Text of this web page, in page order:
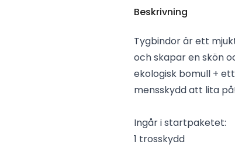
Beskrivning
Tygbindor är ett
och skapar en skön
ekologisk bomull +
mensskydd att lita
Ingår i startpaketet:
1 trosskydd